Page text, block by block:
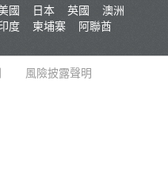
國 日本 英國
澳洲
度 柬埔寨
阿聯酋
風險披露聲明